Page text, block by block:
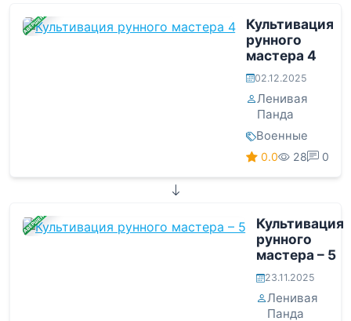
ЗАВЕРШЕНА
Культивация
рунного
мастера 4
02.12.2025
Ленивая
Панда
Военные
0.0 28 0
ЗАВЕРШЕНА
Культивация
рунного
мастера – 5
23.11.2025
Ленивая
Панда